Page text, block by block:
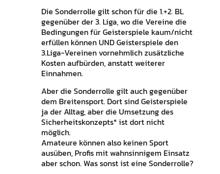
Die Sonderrolle gilt schon für die 1.+2. BL
gegenüber der 3. Liga, wo die Vereine die
Bedingungen für Geisterspiele kaum/nicht
erfüllen können UND Geisterspiele den
3.Liga-Vereinen vornehmlich zusätzliche
Kosten aufbürden, anstatt weiterer
Einnahmen.
Aber die Sonderrolle gilt auch gegenüber
dem Breitensport. Dort sind Geisterspiele
ja der Alltag, aber die Umsetzung des
Sicherheitskonzepts* ist dort nicht
möglich.
Amateure können also keinen Sport
ausüben, Profis mit wahnsinnigem Einsatz
aber schon. Was sonst ist eine Sonderrolle?